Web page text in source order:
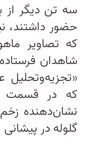
سه تن دیگر از
حضور داشتند،
که تصاویر
شاهدان
که در قسمت
نشان‌دهنده
گلوله در